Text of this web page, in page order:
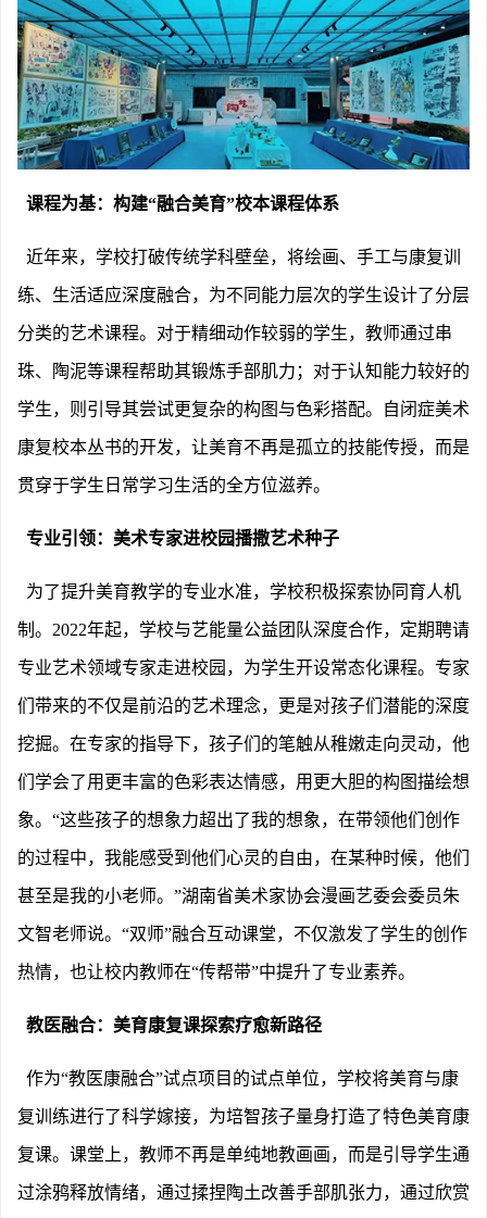
课程为基：构建“融合美育”校本课程体系
近年来，学校打破传统学科壁垒，将绘画、手工与康复训
练、生活适应深度融合，为不同能力层次的学生设计了分层
分类的艺术课程。对于精细动作较弱的学生，教师通过串
珠、陶泥等课程帮助其锻炼手部肌力；对于认知能力较好的
学生，则引导其尝试更复杂的构图与色彩搭配。自闭症美术
康复校本丛书的开发，让美育不再是孤立的技能传授，而是
贯穿于学生日常学习生活的全方位滋养。
专业引领：美术专家进校园播撒艺术种子
为了提升美育教学的专业水准，学校积极探索协同育人机
制。 2022年起，学校与艺能量公益团队深度合作，定期聘请
专业艺术领域专家走进校园，为学生开设常态化课程。专家
们带来的不仅是前沿的艺术理念，更是对孩子们潜能的深度
挖掘。在专家的指导下，孩子们的笔触从稚嫩走向灵动，他
们学会了用更丰富的色彩表达情感，用更大胆的构图描绘想
象。“这些孩子的想象力超出了我的想象，在带领他们创作
的过程中，我能感受到他们心灵的自由，在某种时候，他们
甚至是我的小老师。”湖南省美术家协会漫画艺委会委员朱
文智老师说。“双师”融合互动课堂，不仅激发了学生的创作
热情，也让校内教师在“传帮带”中提升了专业素养。
教医融合：美育康复课探索疗愈新路径
作为“教医康融合”试点项目的试点单位，学校将美育与康
复训练进行了科学嫁接，为培智孩子量身打造了特色美育康
复课。课堂上，教师不再是单纯地教画画，而是引导学生通
过涂鸦释放情绪，通过揉捏陶土改善手部肌张力，通过欣赏